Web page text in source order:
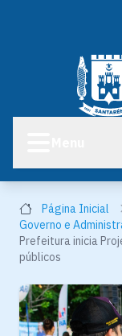
Página Inicial
Governo e
Prefeitura inicia
públicos